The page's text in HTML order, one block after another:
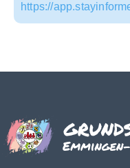
https://